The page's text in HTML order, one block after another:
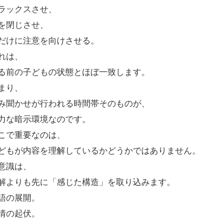
ックスさせ、
閉じさせ、
けに注意を向けさせる。
は、
前の子どもの状態とほぼ一致します。
り、
聞かせが行われる時間帯そのものが、
な暗示環境なのです。
で重要なのは、
もが内容を理解しているかどうかではありません。
識は、
よりも先に「感じた構造」を取り込みます。
の展開。
の起伏。